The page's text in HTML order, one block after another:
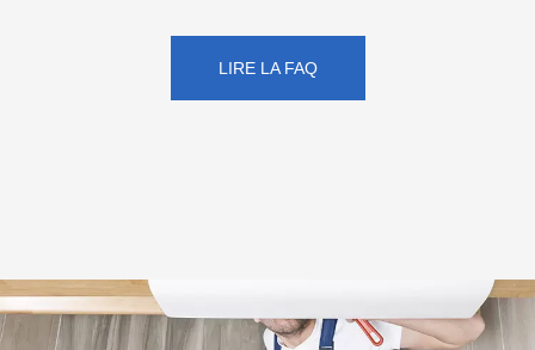
LIRE LA FAQ